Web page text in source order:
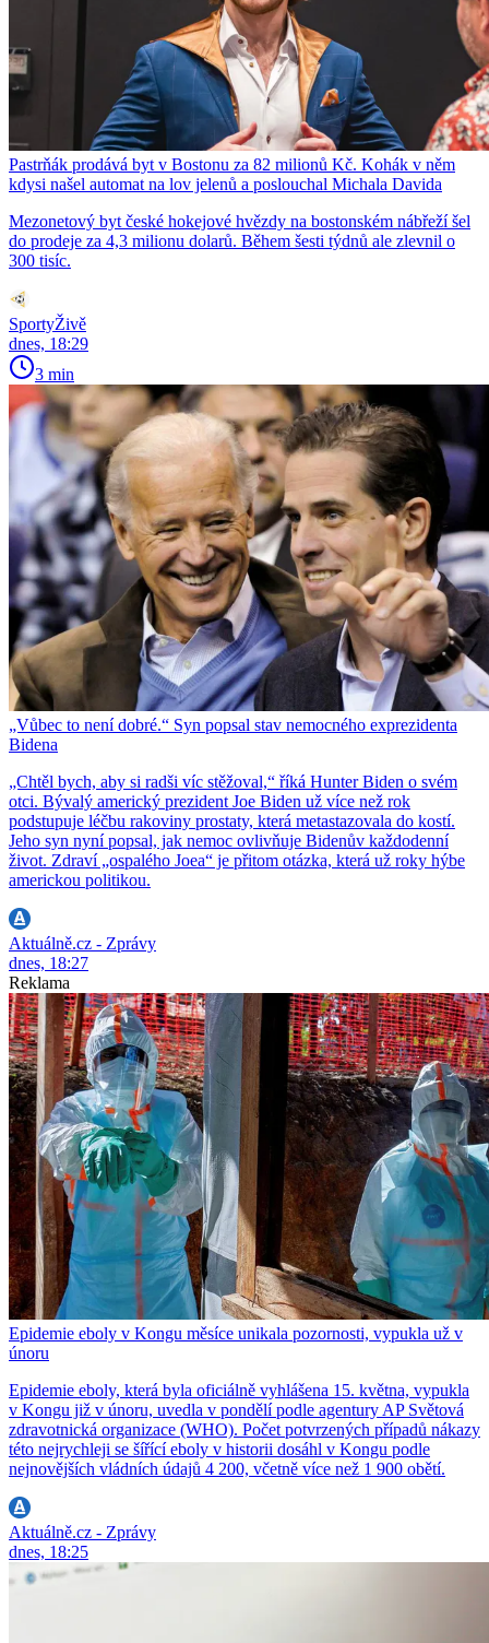
Pastrňák prodává byt v Bostonu za 82 milionů Kč. Kohák v něm
kdysi našel automat na lov jelenů a poslouchal Michala Davida
Mezonetový byt české hokejové hvězdy na bostonském nábřeží šel
do prodeje za 4,3 milionu dolarů. Během šesti týdnů ale zlevnil o
300 tisíc.
SportyŽivě
dnes, 18:29
3 min
„Vůbec to není dobré.“ Syn popsal stav nemocného exprezidenta
Bidena
„Chtěl bych, aby si radši víc stěžoval,“ říká Hunter Biden o svém
otci. Bývalý americký prezident Joe Biden už více než rok
podstupuje léčbu rakoviny prostaty, která metastazovala do kostí.
Jeho syn nyní popsal, jak nemoc ovlivňuje Bidenův každodenní
život. Zdraví „ospalého Joea“ je přitom otázka, která už roky hýbe
americkou politikou.
Aktuálně.cz - Zprávy
dnes, 18:27
Reklama
Epidemie eboly v Kongu měsíce unikala pozornosti, vypukla už v
únoru
Epidemie eboly, která byla oficiálně vyhlášena 15. května, vypukla
v Kongu již v únoru, uvedla v pondělí podle agentury AP Světová
zdravotnická organizace (WHO). Počet potvrzených případů nákazy
této nejrychleji se šířící eboly v historii dosáhl v Kongu podle
nejnovějších vládních údajů 4 200, včetně více než 1 900 obětí.
Aktuálně.cz - Zprávy
dnes, 18:25